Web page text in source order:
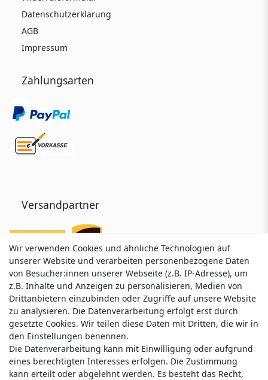
Datenschutzerklärung
AGB
Impressum
Zahlungsarten
Versandpartner
Service & Kontakt
Wünschen Sie einen Rückruf?
Wir verwenden Cookies und ähnliche Technologien auf
unserer Website und verarbeiten personenbezogene Daten
von Besucher:innen unserer Webseite (z.B. IP-Adresse), um
z.B. Inhalte und Anzeigen zu personalisieren, Medien von
Drittanbietern einzubinden oder Zugriffe auf unsere Website
zu analysieren. Die Datenverarbeitung erfolgt erst durch
gesetzte Cookies. Wir teilen diese Daten mit Dritten, die wir in
den Einstellungen benennen.
Die Datenverarbeitung kann mit Einwilligung oder aufgrund
eines berechtigten Interesses erfolgen. Die Zustimmung
kann erteilt oder abgelehnt werden. Es besteht das Recht,
Wir verwenden Cookies und ähnliche Technologien auf
unserer Website und verarbeiten personenbezogene Daten
von Besucher:innen unserer Webseite (z.B. IP-Adresse), um
z.B. Inhalte und Anzeigen zu personalisieren, Medien von
Drittanbietern einzubinden oder Zugriffe auf unsere Website
zu analysieren. Die Datenverarbeitung erfolgt erst durch
gesetzte Cookies. Wir teilen diese Daten mit Dritten, die wir in
den Einstellungen benennen.
Die Datenverarbeitung kann mit Einwilligung oder aufgrund
eines berechtigten Interesses erfolgen. Die Zustimmung
kann erteilt oder abgelehnt werden. Es besteht das Recht,